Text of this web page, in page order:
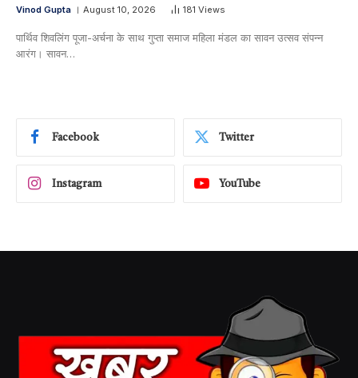
Vinod Gupta August 10, 2026 181 Views
पार्थिव शिवलिंग पूजा-अर्चना के साथ गुप्ता समाज महिला मंडल का सावन उत्सव संपन्न ​
आरंग। सावन…
Facebook Twitter
Instagram YouTube